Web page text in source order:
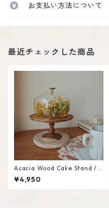
お支払い方法について
最近チェックした商品
Acacia Wood Cake Stand /
M
¥4,950